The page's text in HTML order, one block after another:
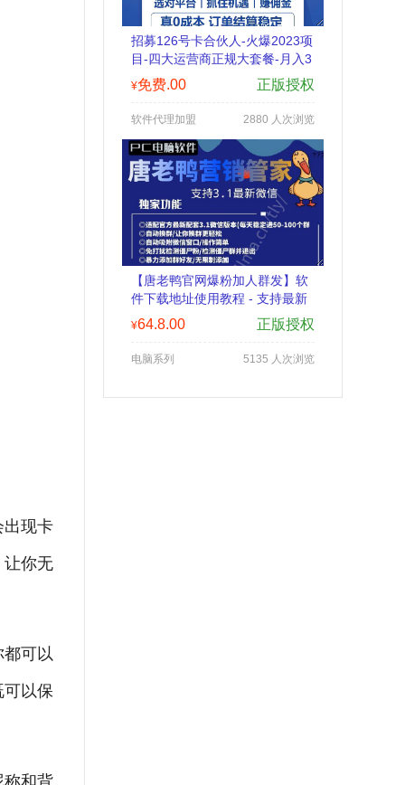
出现卡
让你无
可以
以保
称和背
招募126号卡合伙人-火爆2023项
目-四大运营商正规大套餐-月入3
000-30000
¥免费.00 正版授权
软件代理加盟 2880 人次浏览
【唐老鸭官网爆粉加人群发】软
件下载地址使用教程 - 支持最新
3.6配套 - 微信群发加人自动回复
¥64.8.00 正版授权
电脑系列 5135 人次浏览